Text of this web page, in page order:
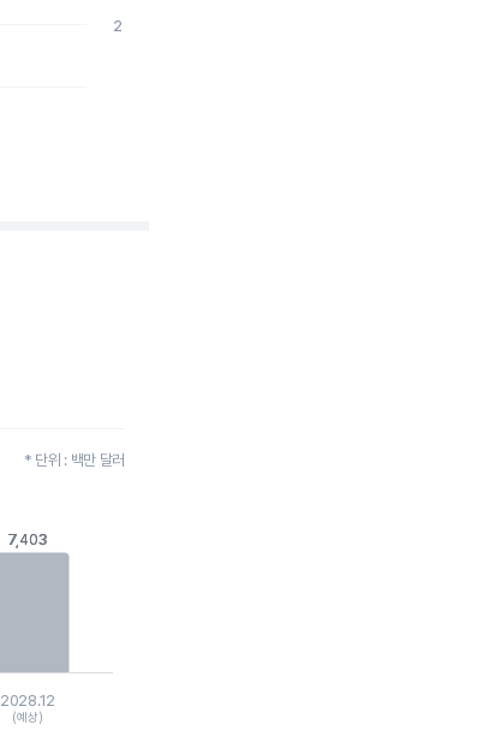
2
* 단위 : 백만 달러
7,403
7,403
2028.12
(예상)